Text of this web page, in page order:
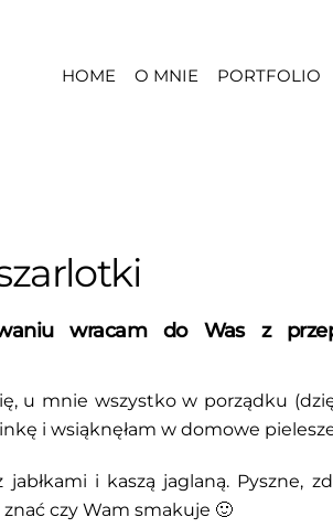
HOME O MNIE PORTFOLIO
wracam do Was z
u mnie wszystko w porządku
i wsiąknęłam w domowe
i kaszą jaglaną. Pyszne,
czy Wam smakuje 🙂